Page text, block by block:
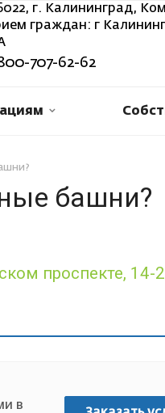
г. Калининград,
граждан: г
707-62-62
башни?
проспекте, 14-
в